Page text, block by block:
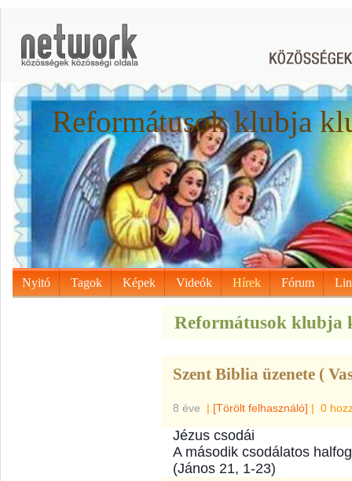
Reformátusok klubja
Nyitó Tagok Képek Videók Hírek Fórum
Reformátusok klubja
Szent Biblia üzenete (
8 éve | [Törölt felhasználó] | 0
Jézus csodái
A második csodálatos
(János 21, 1-23)